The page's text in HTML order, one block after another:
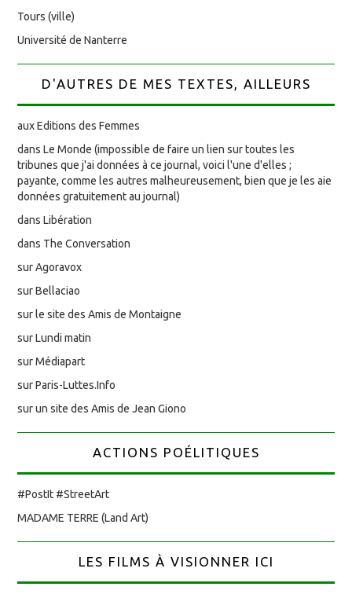
Tours (ville)
Université de Nanterre
D'AUTRES DE MES TEXTES, AILLEURS
aux Editions des Femmes
dans Le Monde (impossible de faire un lien sur toutes les
tribunes que j'ai données à ce journal, voici l'une d'elles ;
payante, comme les autres malheureusement, bien que je les aie
données gratuitement au journal)
dans Libération
dans The Conversation
sur Agoravox
sur Bellaciao
sur le site des Amis de Montaigne
sur Lundi matin
sur Médiapart
sur Paris-Luttes.Info
sur un site des Amis de Jean Giono
ACTIONS POÉLITIQUES
#PostIt #StreetArt
MADAME TERRE (Land Art)
LES FILMS À VISIONNER ICI